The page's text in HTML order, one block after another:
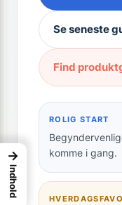
Se seneste
Find
ROLIG START
komme i gang.
→
Indhold